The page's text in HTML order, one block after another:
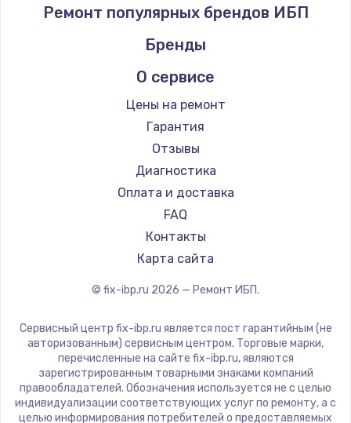
Ремонт популярных брендов ИБП
Бренды
О сервисе
Цены на ремонт
Гарантия
Отзывы
Диагностика
Оплата и доставка
FAQ
Контакты
Карта сайта
© fix-ibp.ru 2026 — Ремонт ИБП.
Сервисный центр fix-ibp.ru является пост гарантийным (не
авторизованным) сервисным центром. Торговые марки,
перечисленные на сайте fix-ibp.ru, являются
зарегистрированным товарными знаками компаний
правообладателей. Обозначения используется не с целью
индивидуализации соответствующих услуг по ремонту, а с
целью информирования потребителей о предоставляемых